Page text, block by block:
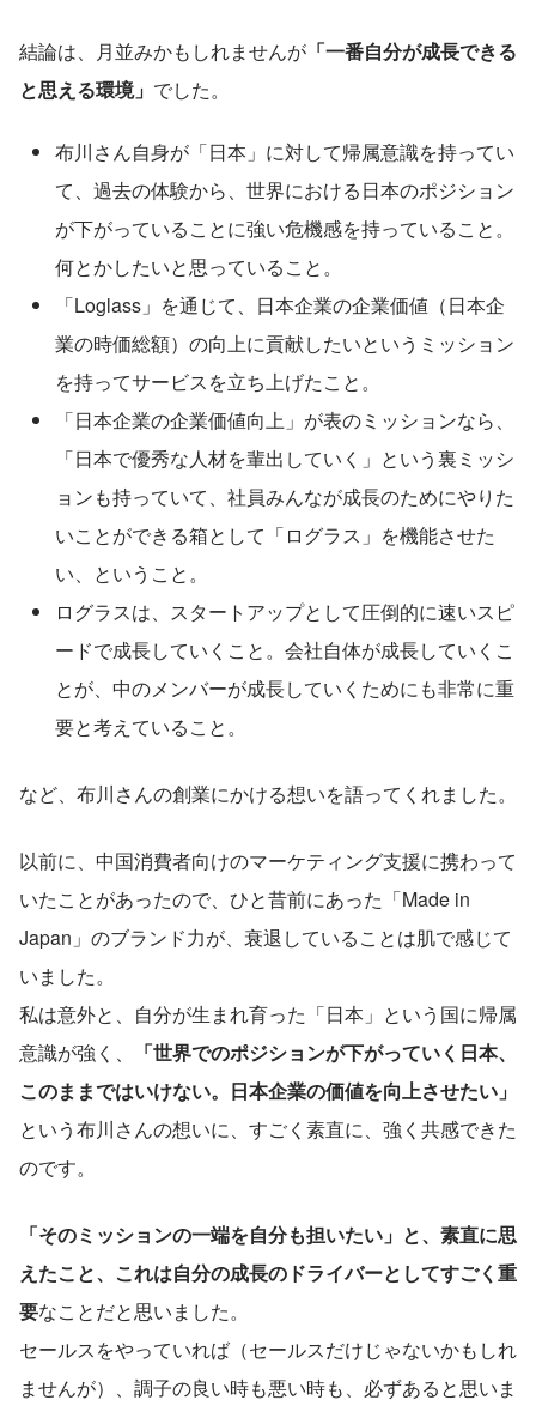
結論は、月並みかもしれませんが 「一番自分が成長できる
と思える環境」 でした。
布川さん自身が「日本」に対して帰属意識を持ってい
て、過去の体験から、世界における日本のポジション
が下がっていることに強い危機感を持っていること。
何とかしたいと思っていること。
「Loglass」を通じて、日本企業の企業価値（日本企
業の時価総額）の向上に貢献したいというミッション
を持ってサービスを立ち上げたこと。
「日本企業の企業価値向上」が表のミッションなら、
「日本で優秀な人材を輩出していく」という裏ミッシ
ョンも持っていて、社員みんなが成長のためにやりた
いことができる箱として「ログラス」を機能させた
い、ということ。
ログラスは、スタートアップとして圧倒的に速いスピ
ードで成長していくこと。会社自体が成長していくこ
とが、中のメンバーが成長していくためにも非常に重
要と考えていること。
など、布川さんの創業にかける想いを語ってくれました。
以前に、中国消費者向けのマーケティング支援に携わって
いたことがあったので、ひと昔前にあった「Made in
Japan」のブランド力が、衰退していることは肌で感じて
いました。
私は意外と、自分が生まれ育った「日本」という国に帰属
意識が強く、
「世界でのポジションが下がっていく日本、
このままではいけない。日本企業の価値を向上させたい」
という布川さんの想いに、すごく素直に、強く共感できた
のです。
「そのミッションの一端を自分も担いたい」と、素直に思
えたこと、これは自分の成長のドライバーとしてすごく重
要なことだと思いました。
セールスをやっていれば（セールスだけじゃないかもしれ
ませんが）、調子の良い時も悪い時も、必ずあると思いま